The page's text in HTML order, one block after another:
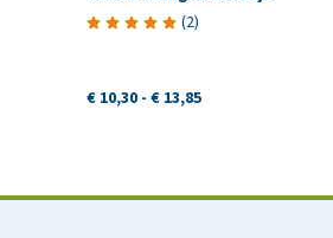
(2)
€ 10,30 - € 13,85